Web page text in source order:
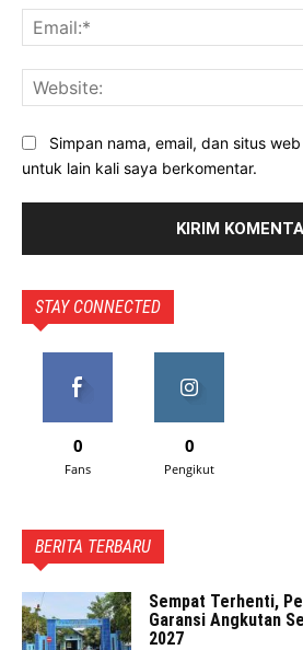
Simpan nama, email, dan situs
untuk lain kali saya berkomentar.
STAY CONNECTED
0
Fans
0
Pengikut
BERITA TERBARU
Sempat Terhenti,
Garansi Angkutan
2027